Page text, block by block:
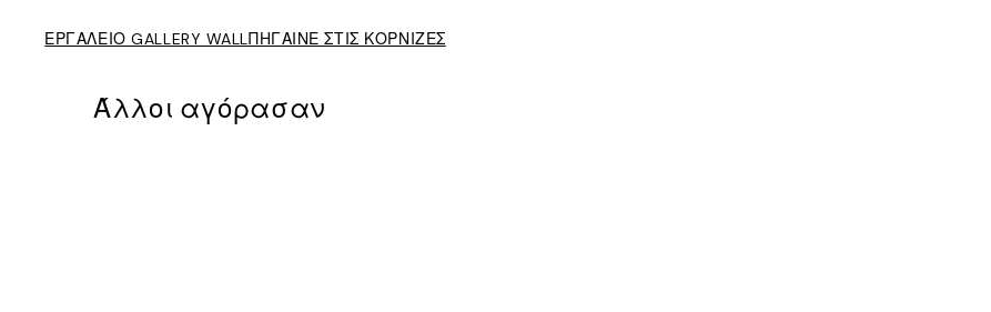
ΕΡΓΑΛΕΙΟ GALLERY WALLΠΗΓΑΙΝΕ ΣΤΙΣ ΚΟΡΝΙΖΕΣ
Άλλοι αγόρασαν